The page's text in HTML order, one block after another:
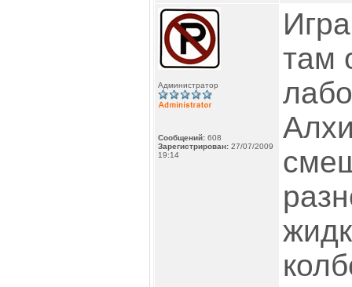
Администратор
Сообщений: 608
Зарегистрирован: 27/07/2009
19:14
там